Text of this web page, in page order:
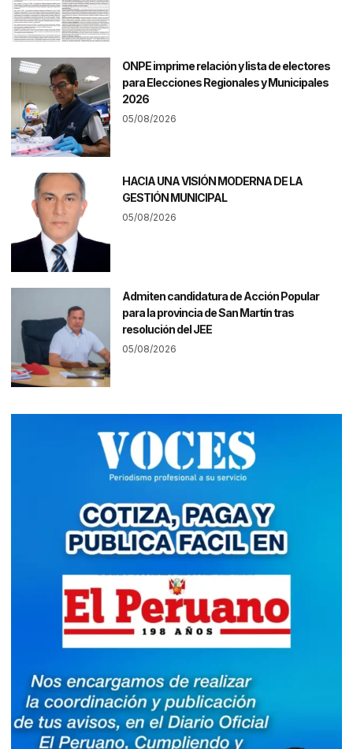
ONPE imprime relación y lista de electores
para Elecciones Regionales y Municipales
2026
05/08/2026
HACIA UNA VISIÓN MODERNA DE LA
GESTIÓN MUNICIPAL
05/08/2026
Admiten candidatura de Acción Popular
para la provincia de San Martín tras
resolución del JEE
05/08/2026